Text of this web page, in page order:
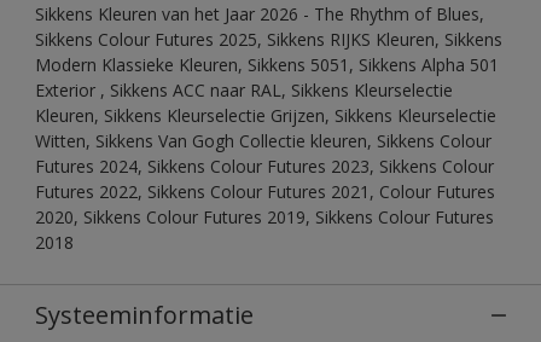
Sikkens Kleuren van het Jaar 2026 - The Rhythm of Blues,
Sikkens Colour Futures 2025, Sikkens RIJKS Kleuren, Sikkens
Modern Klassieke Kleuren, Sikkens 5051, Sikkens Alpha 501
Exterior , Sikkens ACC naar RAL, Sikkens Kleurselectie
Kleuren, Sikkens Kleurselectie Grijzen, Sikkens Kleurselectie
Witten, Sikkens Van Gogh Collectie kleuren, Sikkens Colour
Futures 2024, Sikkens Colour Futures 2023, Sikkens Colour
Futures 2022, Sikkens Colour Futures 2021, Colour Futures
2020, Sikkens Colour Futures 2019, Sikkens Colour Futures
2018
Systeeminformatie